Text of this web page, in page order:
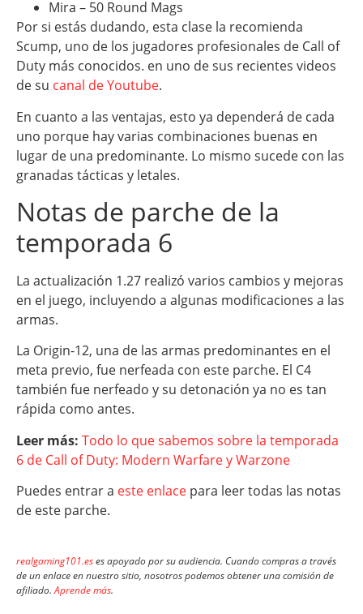
Mira – 50 Round Mags
Por si estás dudando, esta clase la recomienda
Scump, uno de los jugadores profesionales de Call of
Duty más conocidos. en uno de sus recientes videos
de su canal de Youtube.
En cuanto a las ventajas, esto ya dependerá de cada
uno porque hay varias combinaciones buenas en
lugar de una predominante. Lo mismo sucede con las
granadas tácticas y letales.
Notas de parche de la
temporada 6
La actualización 1.27 realizó varios cambios y mejoras
en el juego, incluyendo a algunas modificaciones a las
armas.
La Origin-12, una de las armas predominantes en el
meta previo, fue nerfeada con este parche. El C4
también fue nerfeado y su detonación ya no es tan
rápida como antes.
Leer más: Todo lo que sabemos sobre la temporada
6 de Call of Duty: Modern Warfare y Warzone
Puedes entrar a este enlace para leer todas las notas
de este parche.
realgaming101.eses apoyado por su audiencia. Cuando compras a través
de un enlace en nuestro sitio, nosotros podemos obtener una comisión de
afiliado.Aprende más.